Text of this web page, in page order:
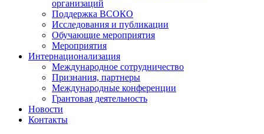
организаций
Поддержка ВСОКО
Исследования и публикации
Обучающие мероприятия
Мероприятия
Интернационализация
Международное сотрудничество
Признания, партнеры
Международные конференции
Грантовая деятельность
Новости
Контакты